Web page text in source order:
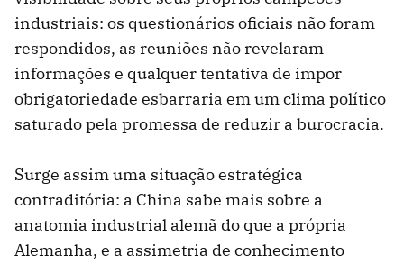
industriais: os questionários oficiais não foram
respondidos, as reuniões não revelaram
informações e qualquer tentativa de impor
obrigatoriedade esbarraria em um clima político
saturado pela promessa de reduzir a burocracia.
Surge assim uma situação estratégica
contraditória: a China sabe mais sobre a
anatomia industrial alemã do que a própria
Alemanha, e a assimetria de conhecimento